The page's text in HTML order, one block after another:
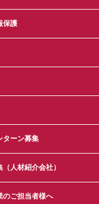
保護
ターン募集
人材紹介会社）
のご担当者様へ